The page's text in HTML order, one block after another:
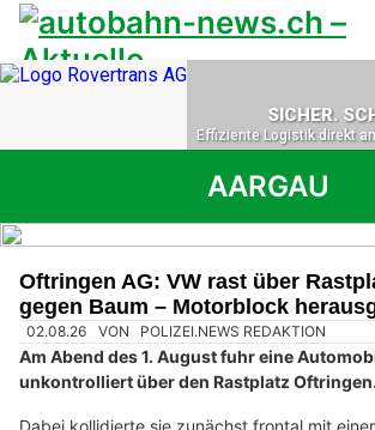
AARGAU
Oftringen AG: VW rast über
gegen Baum – Motorblock
02.08.26 VON POLIZEI.NEWS REDAKTION
Am Abend des 1. August fuhr eine
unkontrolliert über den Rastplatz Oftringen.